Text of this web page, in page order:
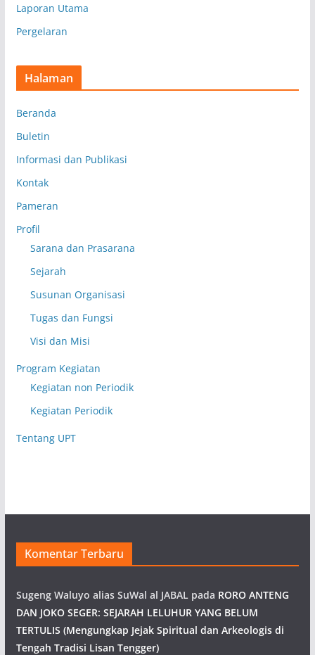
Laporan Utama
Pergelaran
Halaman
Beranda
Buletin
Informasi dan Publikasi
Kontak
Pameran
Profil
Sarana dan Prasarana
Sejarah
Susunan Organisasi
Tugas dan Fungsi
Visi dan Misi
Program Kegiatan
Kegiatan non Periodik
Kegiatan Periodik
Tentang UPT
Komentar Terbaru
Sugeng Waluyo alias SuWal al JABAL pada RORO ANTENG
DAN JOKO SEGER: SEJARAH LELUHUR YANG BELUM
TERTULIS (Mengungkap Jejak Spiritual dan Arkeologis di
Tengah Tradisi Lisan Tengger)